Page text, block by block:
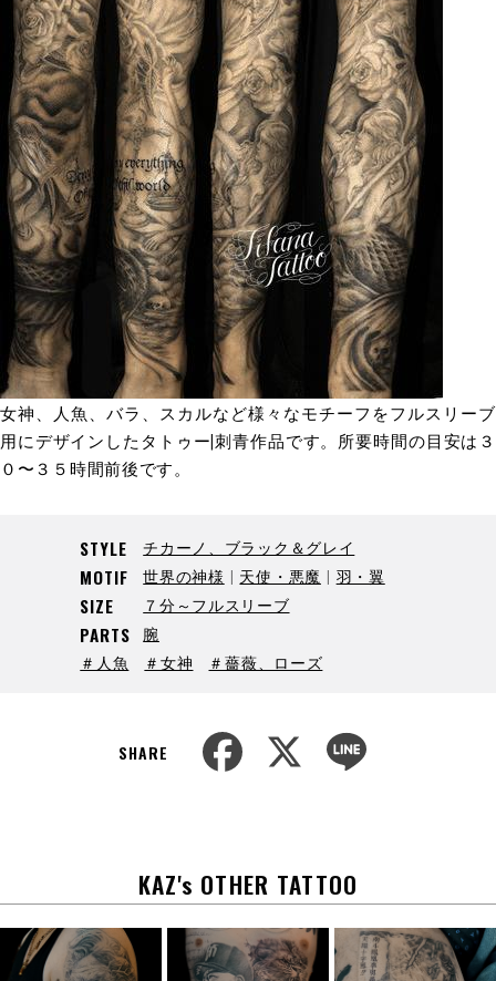
女神、人魚、バラ、スカルなど様々なモチーフをフルスリーブ
用にデザインしたタトゥー|刺青作品です。所要時間の目安は３
０〜３５時間前後です。
STYLE チカーノ、ブラック＆グレイ
MOTIF 世界の神様 天使・悪魔 羽・翼
SIZE ７分～フルスリーブ
PARTS
腕
＃人魚
＃女神 ＃薔薇、ローズ
SHARE
KAZ's OTHER TATTOO